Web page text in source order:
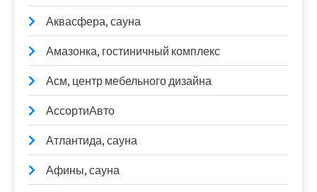
Аквасфера, сауна
Амазонка, гостиничный комплекс
Асм, центр мебельного дизайна
АссортиАвто
Атлантида, сауна
Афины, сауна